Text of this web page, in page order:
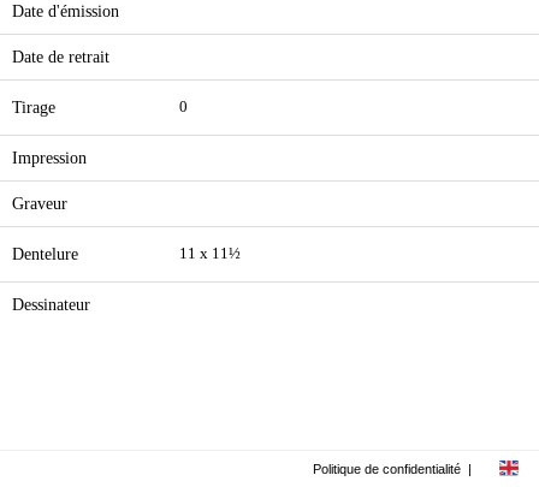
Date d'émission
Date de retrait
Tirage 0
Impression
Graveur
Dentelure 11 x 11½
Dessinateur
Politique de confidentialité |